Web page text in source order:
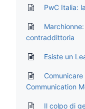
PwC Italia:
contraddittoria
Esiste un
Communication
Il colpo di